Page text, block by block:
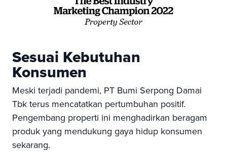
Sesuai Kebutuhan
Konsumen
Meski terjadi pandemi, PT Bumi Serpong Damai
Tbk terus mencatatkan pertumbuhan positif.
Pengembang properti ini menghadirkan beragam
produk yang mendukung gaya hidup konsumen
sekarang.